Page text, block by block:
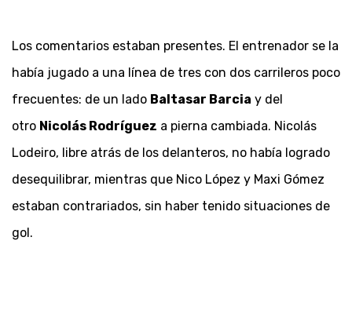
Los comentarios estaban presentes. El entrenador se la
había jugado a una línea de tres con dos carrileros poco
frecuentes: de un lado Baltasar Barcia y del
otro Nicolás Rodríguez a pierna cambiada. Nicolás
Lodeiro, libre atrás de los delanteros, no había logrado
desequilibrar, mientras que Nico López y Maxi Gómez
estaban contrariados, sin haber tenido situaciones de
gol.